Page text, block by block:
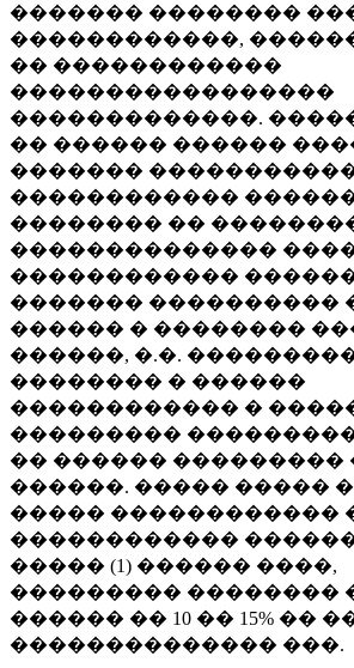
������� ��������
������������,
�� ������������
�����������������
�������������.
�� ������ ������
�������
������������
�������� ��
��������������
������������
������� ����������
������ � ��������
������, �.�.
�������� � ������
������������ �
���������
�� ������ ���������
������. ����� ����� �
����� ������������
������������
����� (1) ������ ����,
��������� ��������
������ �� 10 �� 15% ��
�������������� ���.